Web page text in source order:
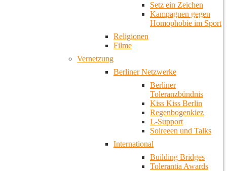
Setz ein Zeichen
Kampagnen gegen
Homophobie im Sport
Religionen
Filme
Vernetzung
Berliner Netzwerke
Berliner
Toleranzbündnis
Kiss Kiss Berlin
Regenbogenkiez
L-Support
Soireeen und Talks
International
Building Bridges
Tolerantia Awards